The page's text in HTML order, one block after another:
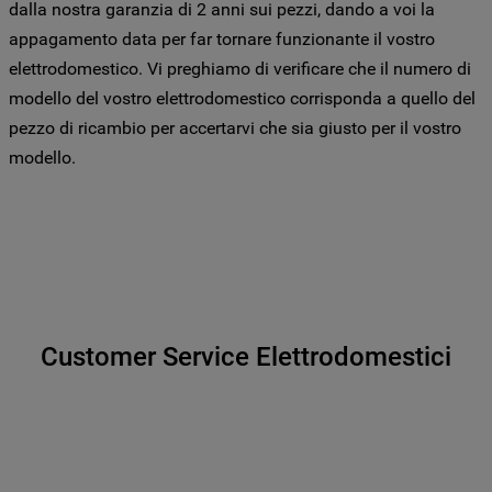
dalla nostra garanzia di 2 anni sui pezzi, dando a voi la
appagamento data per far tornare funzionante il vostro
elettrodomestico. Vi preghiamo di verificare che il numero di
modello del vostro elettrodomestico corrisponda a quello del
pezzo di ricambio per accertarvi che sia giusto per il vostro
modello.
Customer Service Elettrodomestici
Per maggiori informazioni su come la
Società tratta i dati personali anche
raccolti tramite i cookie consulta
l’Informativa Privacy. Se scegli di chiudere
il banner utilizzando il pulsante “X” in alto
condivisione dei tuoi dati con terze parti
per tali finalità. Accedendo alla sezione